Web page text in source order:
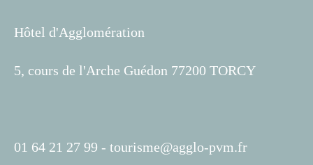
Hôtel d'Agglomération
5, cours de l'Arche Guédon 77200 TORCY
01 64 21 27 99 - tourisme@agglo-pvm.fr